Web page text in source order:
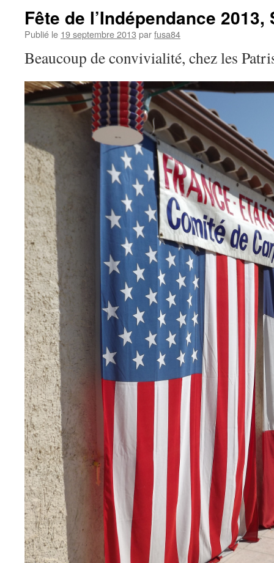
Fête de l’Indépendance
Publié le 19 septembre 2013 parfusa84
Beaucoup de convivialité, chez les